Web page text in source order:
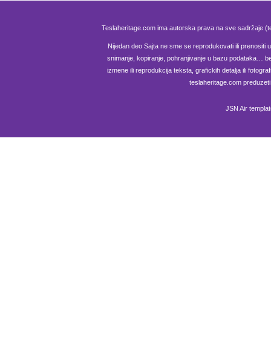
Teslaheritage.com ima autorska prava na sve sadržaje
Nijedan deo Sajta ne sme se reprodukovati ili prenositi
snimanje, kopiranje, pohranjivanje u bazu podataka…
izmene ili reprodukcija teksta, grafickih detalja ili
teslaheritage.com
JSN Air